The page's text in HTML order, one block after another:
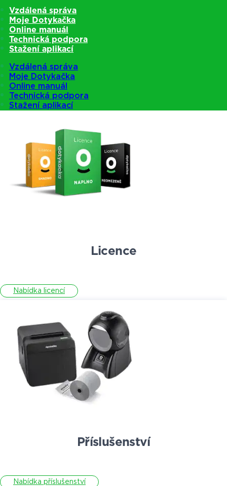
Vzdálená správa
Moje Dotykačka
Online manuál
Technická podpora
Stažení aplikací
Vzdálená správa
Moje Dotykačka
Online manuál
Technická podpora
Stažení aplikací
Nabídka pokladen
Licence
Nabídka licencí
Příslušenství
Nabídka příslušenství